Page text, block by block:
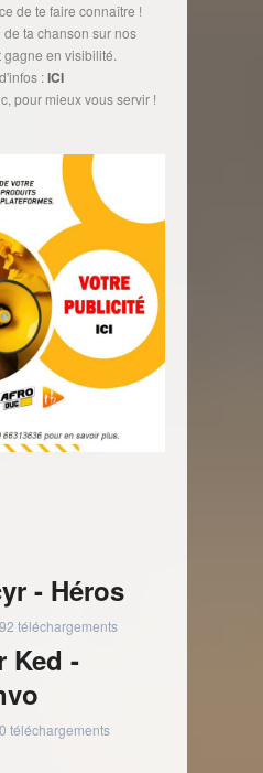
de te faire connaître !
ta chanson sur nos
gagne en visibilité.
:ICI
pour mieux vous servir !
- Héros
téléchargements
Ked -
téléchargements